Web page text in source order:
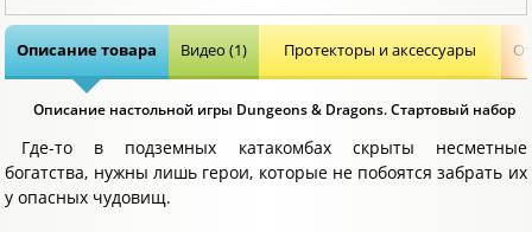
Описание товара Видео (1) Протекторы и аксессуары
Описание настольной игры Dungeons & Dragons. Стартовый набор
Где-то в подземных катакомбах скрыты несметные
богатства, нужны лишь герои, которые не побоятся забрать их
у опасных чудовищ.